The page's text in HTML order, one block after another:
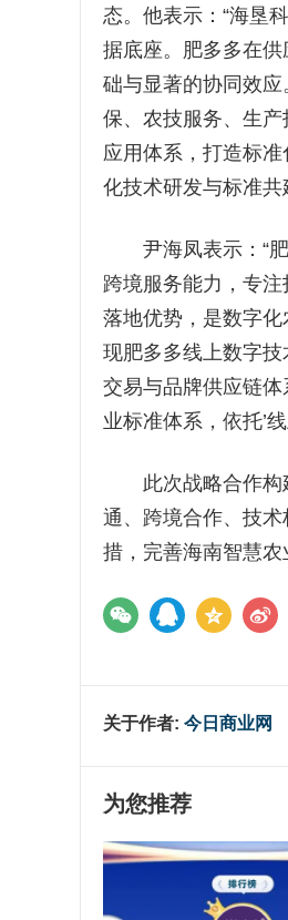
态。他表示：“海垦
据底座。肥多多在
础与显著的协同效
保、农技服务、生
应用体系，打造标
化技术研发与标准
尹海凤表示：“肥
跨境服务能力，专
落地优势，是数字
现肥多多线上数字
交易与品牌供应链
业标准体系，依托’
此次战略合作构建
通、跨境合作、技
措，完善海南智慧农
关于作者: 今日商业网
为您推荐